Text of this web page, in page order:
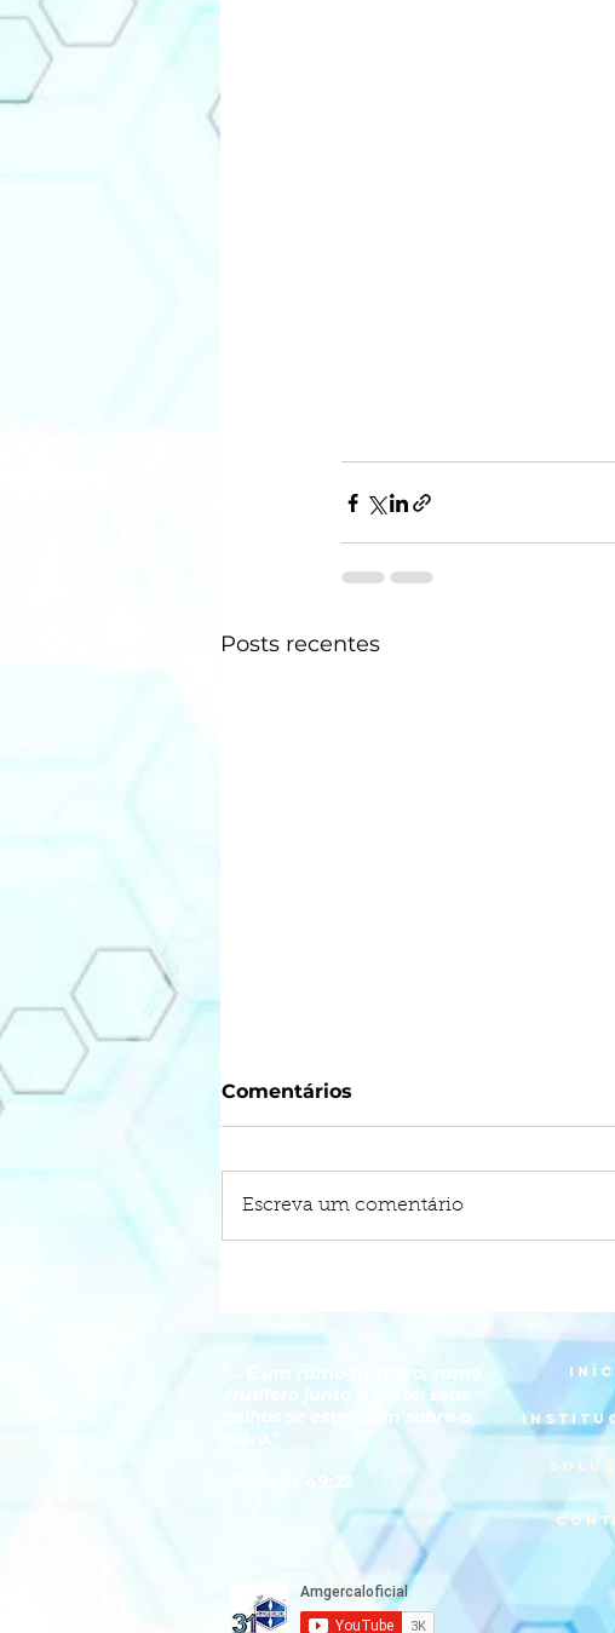
Posts recentes
DAS AVES
Comentários
Escreva um comentário
"... É um ramo frutífero, ramo
frutífero junto à fonte; seus
galhos se estendem sobre o
muro."
- Gênesis 49:22